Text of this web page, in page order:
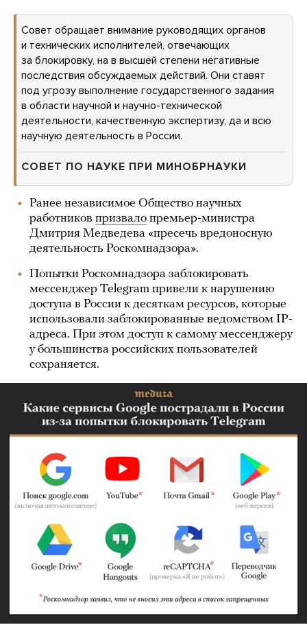
Совет обращает внимание руководящих органов
и технических исполнителей, отвечающих
за блокировку, на в высшей степени негативные
последствия обсуждаемых действий. Они ставят
под угрозу выполнение государственного задания
в области научной и научно-технической
деятельности, качественную экспертизу, да и всю
научную деятельность в России.
СОВЕТ ПО НАУКЕ ПРИ МИНОБРНАУКИ
Ранее независимое Общество научных
работников призвало премьер-министра
Дмитрия Медведева «пресечь вредоносную
деятельность Роскомнадзора».
Попытки Роскомнадзора заблокировать
мессенджер Telegram привели к нарушению
доступа в России к десяткам ресурсов, которые
использовали заблокированные ведомством IP-
адреса. При этом доступ к самому мессенджеру
у большинства российских пользователей
сохраняется.